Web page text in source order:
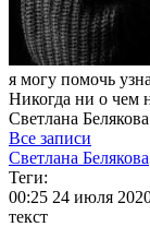
я могу помочь
Никогда ни о чем
Светлана Белякова
Все записи
Светлана Белякова
Теги:
00:25 24 июля
текст